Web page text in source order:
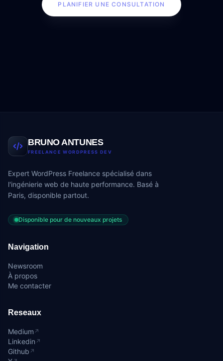
PLANIFIER UNE CONSULTATION
BRUNO ANTUNES
FREELANCE WORDPRESS DEV
Expert WordPress Freelance spécialisé dans
l'ingénierie web de haute performance. Basé à
Paris, disponible partout.
Disponible pour de nouveaux projets
Navigation
Newsroom
À propos
Me contacter
Reseaux
Medium ↗
Linkedin ↗
Github ↗